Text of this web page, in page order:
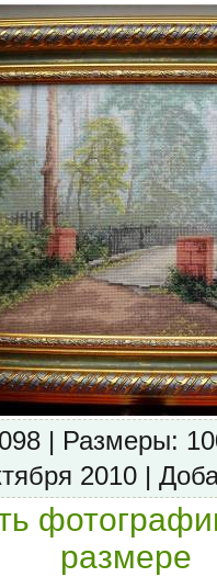
| Размеры:
2010 |
размере